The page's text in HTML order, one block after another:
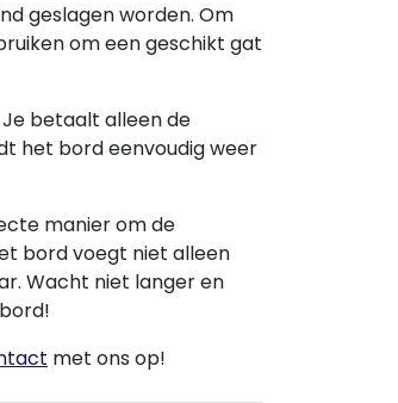
geslagen worden. Om
om een geschikt gat
betaalt alleen de
het bord eenvoudig weer
manier om de
bord voegt niet alleen
Wacht niet langer en
met ons op!